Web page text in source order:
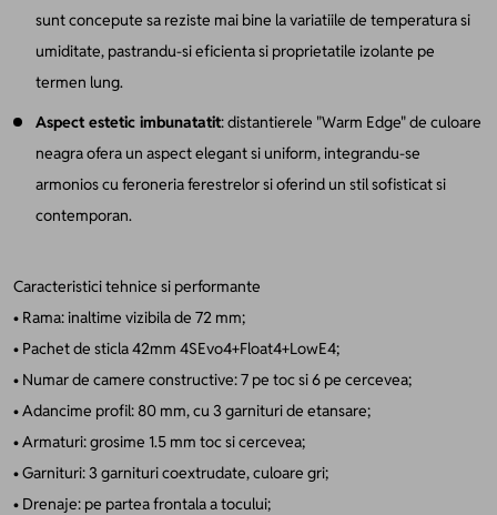
sunt concepute sa reziste mai bine la variatiile de temperatura si
umiditate, pastrandu-si eficienta si proprietatile izolante pe
termen lung.
Aspect estetic imbunatatit: distantierele "Warm Edge" de culoare
neagra ofera un aspect elegant si uniform, integrandu-se
armonios cu feroneria ferestrelor si oferind un stil sofisticat si
contemporan.
Caracteristici tehnice si performante
• Rama: inaltime vizibila de 72 mm;
• Pachet de sticla 42mm 4SEvo4+Float4+LowE4;
• Numar de camere constructive: 7 pe toc si 6 pe cercevea;
• Adancime profil: 80 mm, cu 3 garnituri de etansare;
• Armaturi: grosime 1.5 mm toc si cercevea;
• Garnituri: 3 garnituri coextrudate, culoare gri;
• Drenaje: pe partea frontala a tocului;